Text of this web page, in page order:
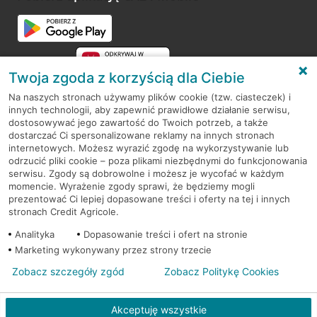
RODO
Regulamin serwisu
Mapa serwisu
PolitykaCookies
© 2026 Credit Agricole Bank Polska S.A. Wszelkie prawa zastrzeżone
Twoja zgoda z korzyścią dla Ciebie
Na naszych stronach używamy plików cookie (tzw. ciasteczek) i
innych technologii, aby zapewnić prawidłowe działanie serwisu,
dostosowywać jego zawartość do Twoich potrzeb, a także
dostarczać Ci spersonalizowane reklamy na innych stronach
internetowych. Możesz wyrazić zgodę na wykorzystywanie lub
odrzucić pliki cookie – poza plikami niezbędnymi do funkcjonowania
serwisu. Zgody są dobrowolne i możesz je wycofać w każdym
momencie. Wyrażenie zgody sprawi, że będziemy mogli
prezentować Ci lepiej dopasowane treści i oferty na tej i innych
stronach Credit Agricole.
Analityka
Dopasowanie treści i ofert na stronie
Marketing wykonywany przez strony trzecie
Akceptuję wszystkie
Zobacz szczegóły zgód Zobacz Politykę Cookies